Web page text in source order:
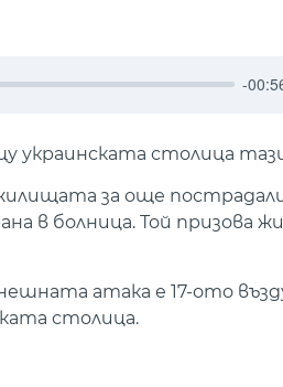
-
украинската столица
за още
в болница. Той призова
атака е 17-ото
столица.